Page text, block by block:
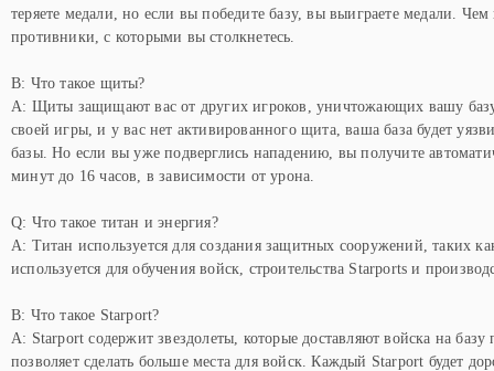
теряете медали, но если вы победите базу, вы выиграете медали.
противники, с которыми вы столкнетесь.
В: Что такое щиты?
A: Щиты защищают вас от других игроков, уничтожающих вашу
своей игры, и у вас нет активированного щита, ваша база будет
базы. Но если вы уже подверглись нападению, вы получите
минут до 16 часов, в зависимости от урона.
Q: Что такое титан и энергия?
A: Титан используется для создания защитных сооружений, таких
используется для обучения войск, строительства Starports и
В: Что такое Starport?
A: Starport содержит звездолеты, которые доставляют войска на
позволяет сделать больше места для войск. Каждый Starport будет